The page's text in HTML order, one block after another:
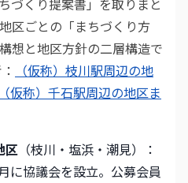
づくり提案書」を取りまと
区ごとの「まちづくり方
想と地区方針の二層構造で
（仮称）枝川駅周辺の地
（仮称）千石駅周辺の地区ま
区 （枝川・塩浜・潮見）：
に協議会を設立。公募会員